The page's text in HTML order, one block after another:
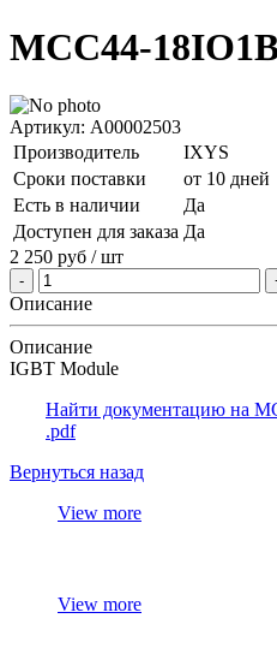
MCC44-
Артикул: A00002503
Производитель
IXYS
Сроки поставки
от 10 дней
Есть в наличии
Да
Доступен для заказа Да
2 250 руб / шт
Описание
Описание
IGBT Module
Найти документацию на
.pdf
Вернуться назад
View more
View more